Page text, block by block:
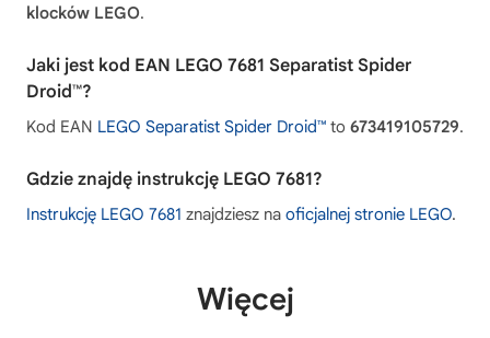
klocków LEGO.
Jaki jest kod EAN LEGO 7681 Separatist Spider
Droid™?
Kod EAN LEGO Separatist Spider Droid™ to 673419105729.
Gdzie znajdę instrukcję LEGO 7681?
Instrukcję LEGO 7681 znajdziesz na oficjalnej stronie LEGO.
Więcej